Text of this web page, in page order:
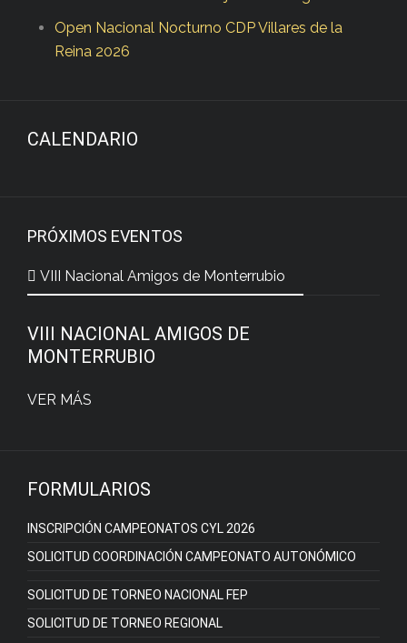
Open Nacional Nocturno CDP Villares de la
Reina 2026
CALENDARIO
PRÓXIMOS EVENTOS
VIII Nacional Amigos de Monterrubio
VIII NACIONAL AMIGOS DE
MONTERRUBIO
VER MÁS
FORMULARIOS
INSCRIPCIÓN CAMPEONATOS CYL 2026
SOLICITUD COORDINACIÓN CAMPEONATO AUTONÓMICO
SOLICITUD DE TORNEO NACIONAL FEP
SOLICITUD DE TORNEO REGIONAL